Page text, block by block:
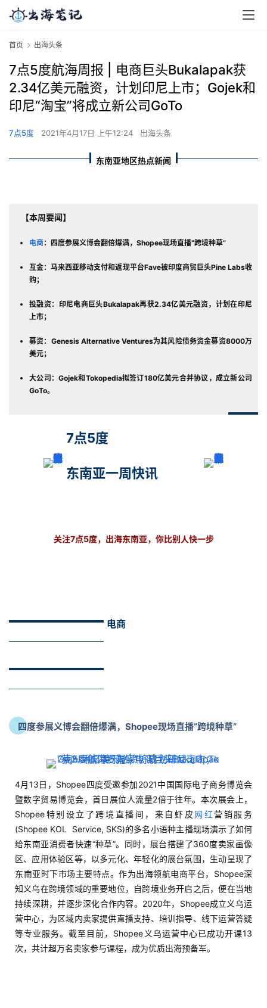
首页 出海头条
7点5度航海周报 | 电商巨头Bukalapak获
2.34亿美元融资，计划印尼上市；Gojek和
印尼“淘宝”将成立新公司GoTo
7点5度 2021年4月17日 上午12:24 出海头条
东南亚地区热点新闻
【本周要闻】
电商：四度参展义博会翻倍爆满，Shopee现场直播“跨境种草”
互金：马来西亚移动支付和返现平台Fave被印度商贸巨头Pine Labs收
购；
投融资：印尼电商巨头Bukalapak再获2.34亿美元融资，计划在印尼
上市；
募资：Genesis Alternative Ventures为其风险债务资金募资8000万
美元；
大公司：Gojek和Tokopedia拟签订180亿美元合并协议，成立新公司
GoTo。
7点5度
东南亚一周快讯
关注7点5度，出海东南亚，你比别人快一步
电商
四度参展义博会翻倍爆满，Shopee现场直播“跨境种草”
4月13日，Shopee四度受邀参加2021中国国际电子商务博览会
暨数字贸易博览会，首日展位人流量2倍于往年。本次展会上，
Shopee特别设立了跨境直播间，来自虾皮 网红营销服务
(Shopee KOL Service, SKS)的多名小语种主播现场演示了如何
给东南亚消费者快速“种草”。同时，展台搭建了360度卖家画像
区、应用体验区等，以多元化、年轻化的展台氛围，生动呈现了
东南亚时下市场主要特点。作为出海领航电商平台，Shopee深
知义乌在跨境领域的重要地位，自跨境业务开启之后，便在当地
持续深耕，并逐步深化合作内容。2020年，Shopee成立义乌运
营中心，为区域内卖家提供直播支持、培训指导、线下运营答疑
等专业服务。截至目前，Shopee义乌运营中心已成功开课13
次，共计超万名卖家参与课程，成为优质出海预备军。